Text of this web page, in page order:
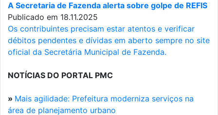
A Secretaria de Fazenda alerta sobre golpe de REFIS
Publicado em 18.11.2025
Os contribuintes precisam estar atentos e verificar
débitos pendentes e dívidas em aberto sempre no site
oficial da Secretária Municipal de Fazenda.
NOTÍCIAS DO PORTAL PMC
» Mais agilidade: Prefeitura moderniza serviços na
área de planejamento urbano